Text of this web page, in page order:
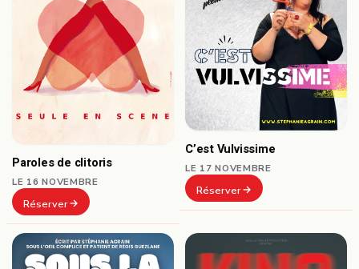
Paroles de clitoris
LE 16 NOVEMBRE
Réserver
C’est Vulvissime
LE 17 NOVEMBRE
Réserver